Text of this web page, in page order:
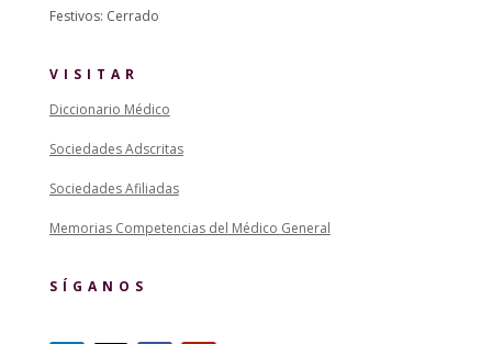
Festivos: Cerrado
VISITAR
Diccionario Médico
Sociedades Adscritas
Sociedades Afiliadas
Memorias Competencias del Médico General
SÍGANOS